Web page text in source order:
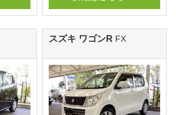
スズキ ワゴンR FX